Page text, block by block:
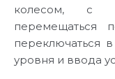
колесом, с
перемещаться
переключаться
уровня и ввода